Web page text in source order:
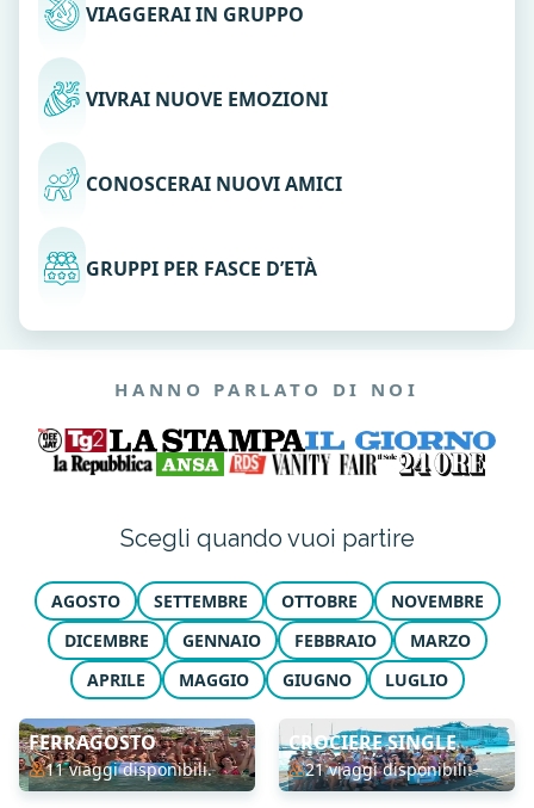
VIAGGERAI IN GRUPPO
VIVRAI NUOVE EMOZIONI
CONOSCERAI NUOVI AMICI
GRUPPI PER FASCE D’ETÀ
HANNO PARLATO DI NOI
Scegli quando vuoi partire
AGOSTO SETTEMBRE OTTOBRE
NOVEMBRE
DICEMBRE
GENNAIO FEBBRAIO
MARZO
APRILE
MAGGIO GIUGNO LUGLIO
FERRAGOSTO
11 viaggi disponibili.
CROCIERE SINGLE
21 viaggi disponibili.